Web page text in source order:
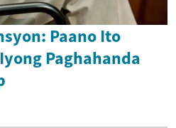
Paano Ito
Paghahanda